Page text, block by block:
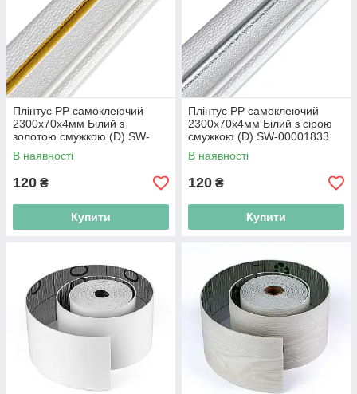
Плінтус РР самоклеючий
2300х70х4мм Білий з
золотою смужкою (D) SW-
00001832
В наявності
120 ₴
Купити
Плінтус РР самоклеючий
2300х70х4мм Білий з сірою
смужкою (D) SW-00001833
В наявності
120 ₴
Купити